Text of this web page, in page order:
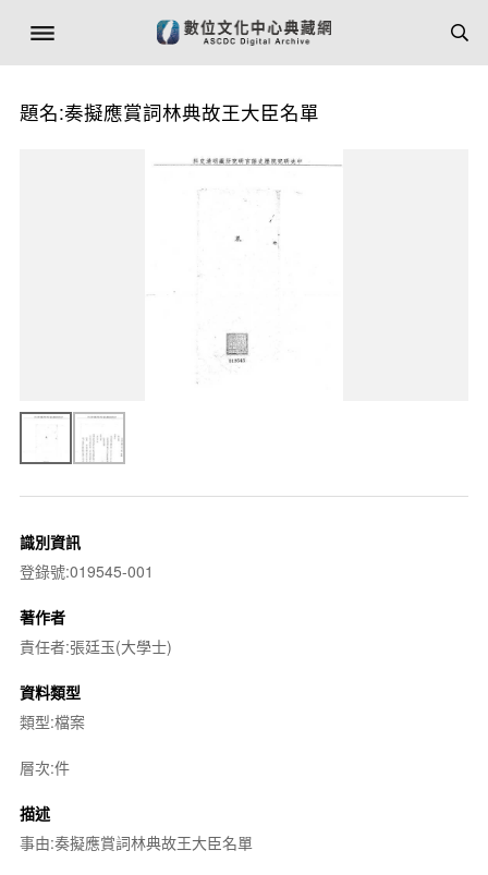
題名:奏擬應賞詞林典故王大臣名單
識別資訊
登錄號:019545-001
著作者
責任者:張廷玉(大學士)
資料類型
類型:檔案
層次:件
描述
事由:奏擬應賞詞林典故王大臣名單